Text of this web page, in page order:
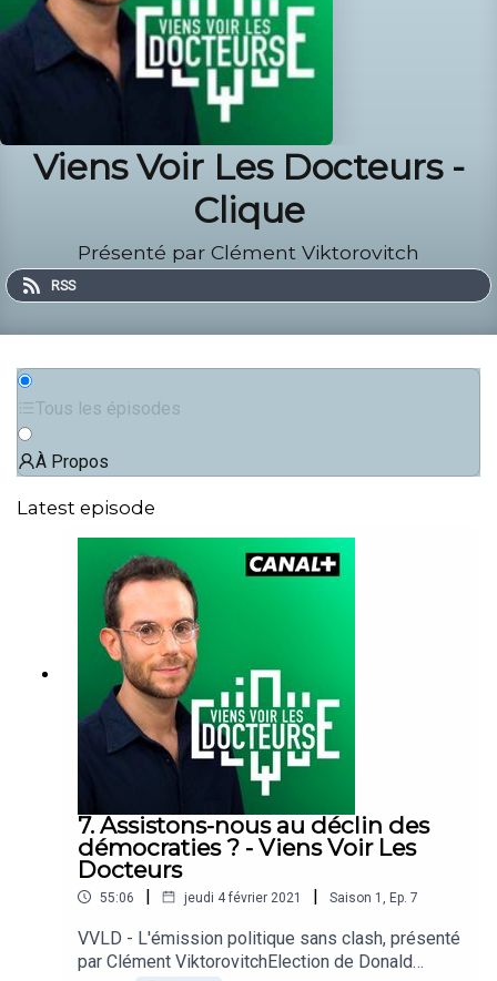
Viens Voir Les Docteurs -
Clique
Présenté par Clément Viktorovitch
RSS
Tous les épisodes
À Propos
Latest episode
7. Assistons-nous au déclin des
démocraties ? - Viens Voir Les
Docteurs
55:06 | jeudi 4 février 2021 | Saison 1 Ep. 7
VVLD - L'émission politique sans clash, présenté
par Clément ViktorovitchElection de Donald